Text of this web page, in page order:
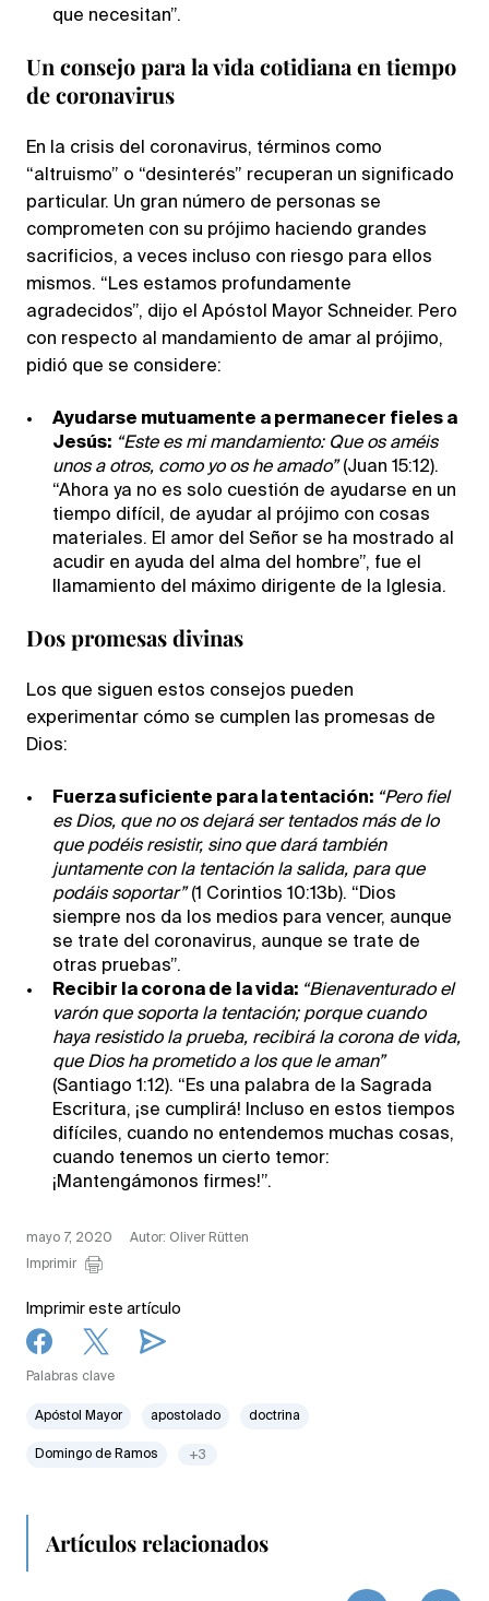
que necesitan”.
Un consejo para la vida cotidiana en tiempo
de coronavirus
En la crisis del coronavirus, términos como
“altruismo” o “desinterés” recuperan un significado
particular. Un gran número de personas se
comprometen con su prójimo haciendo grandes
sacrificios, a veces incluso con riesgo para ellos
mismos. “Les estamos profundamente
agradecidos”, dijo el Apóstol Mayor Schneider. Pero
con respecto al mandamiento de amar al prójimo,
pidió que se considere:
Ayudarse mutuamente a permanecer fieles a
Jesús: “Este es mi mandamiento: Que os améis
unos a otros, como yo os he amado”(Juan 15:12).
“Ahora ya no es solo cuestión de ayudarse en un
tiempo difícil, de ayudar al prójimo con cosas
materiales. El amor del Señor se ha mostrado al
acudir en ayuda del alma del hombre”, fue el
llamamiento del máximo dirigente de la Iglesia.
Dos promesas divinas
Los que siguen estos consejos pueden
experimentar cómo se cumplen las promesas de
Dios:
Fuerza suficiente para la tentación: “Pero fiel
es Dios, que no os dejará ser tentados más de lo
que podéis resistir, sino que dará también
juntamente con la tentación la salida, para que
podáis soportar”(1 Corintios 10:13b). “Dios
siempre nos da los medios para vencer, aunque
se trate del coronavirus, aunque se trate de
otras pruebas”.
Recibir la corona de la vida: “Bienaventurado el
varón que soporta la tentación; porque cuando
haya resistido la prueba, recibirá la corona de vida,
que Dios ha prometido a los que le aman”
(Santiago 1:12). “Es una palabra de la Sagrada
Escritura, ¡se cumplirá! Incluso en estos tiempos
difíciles, cuando no entendemos muchas cosas,
cuando tenemos un cierto temor:
¡Mantengámonos firmes!”.
mayo 7, 2020
Autor: Oliver Rütten
Imprimir
Imprimir este artículo
Palabras clave
Apóstol Mayor apostolado doctrina
Domingo de Ramos +3
Artículos relacionados